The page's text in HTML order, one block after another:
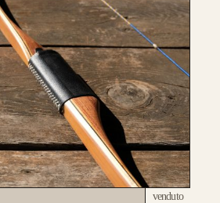
venduto